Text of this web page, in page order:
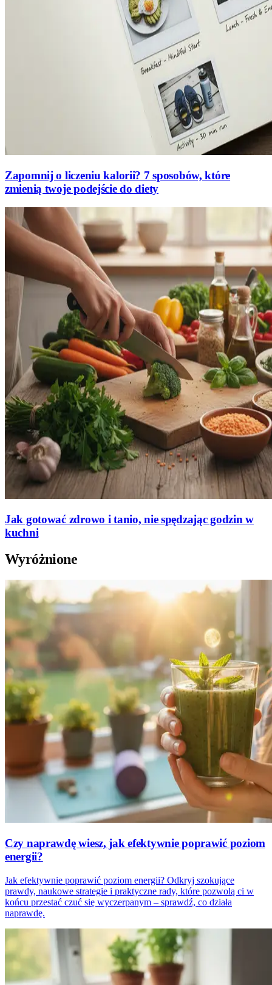
Zapomnij o liczeniu kalorii? 7 sposobów, które
zmienią twoje podejście do diety
Jak gotować zdrowo i tanio, nie spędzając godzin w
kuchni
Wyróżnione
Czy naprawdę wiesz, jak efektywnie poprawić poziom
energii?
Jak efektywnie poprawić poziom energii? Odkryj szokujące
prawdy, naukowe strategie i praktyczne rady, które pozwolą ci w
końcu przestać czuć się wyczerpanym – sprawdź, co działa
naprawdę.